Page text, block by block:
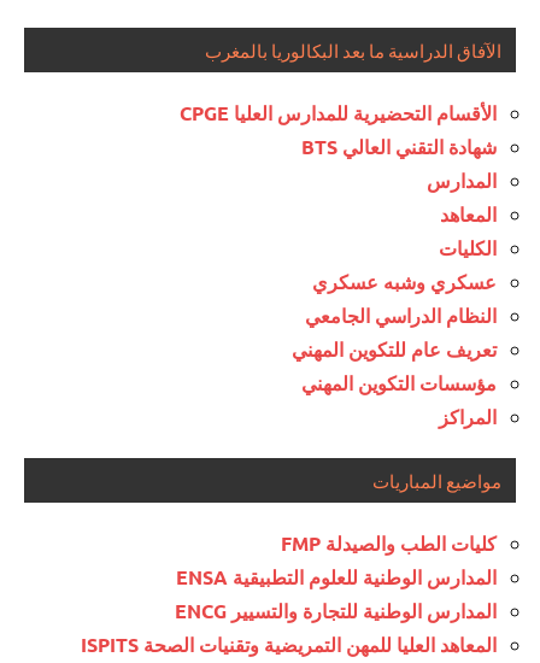
الآفاق الدراسية ما بعد البكالوريا بالمغرب
الأقسام التحضيرية للمدارس العليا CPGE
شهادة التقني العالي BTS
المدارس
المعاهد
الكليات
عسكري وشبه عسكري
النظام الدراسي الجامعي
تعريف عام للتكوين المهني
مؤسسات التكوين المهني
المراكز
مواضيع المباريات
كليات الطب والصيدلة FMP
المدارس الوطنية للعلوم التطبيقية ENSA
المدارس الوطنية للتجارة والتسيير ENCG
المعاهد العليا للمهن التمريضية وتقنيات الصحة ISPITS